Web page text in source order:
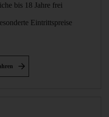
bis 18 Jahre frei
Eintrittspreise